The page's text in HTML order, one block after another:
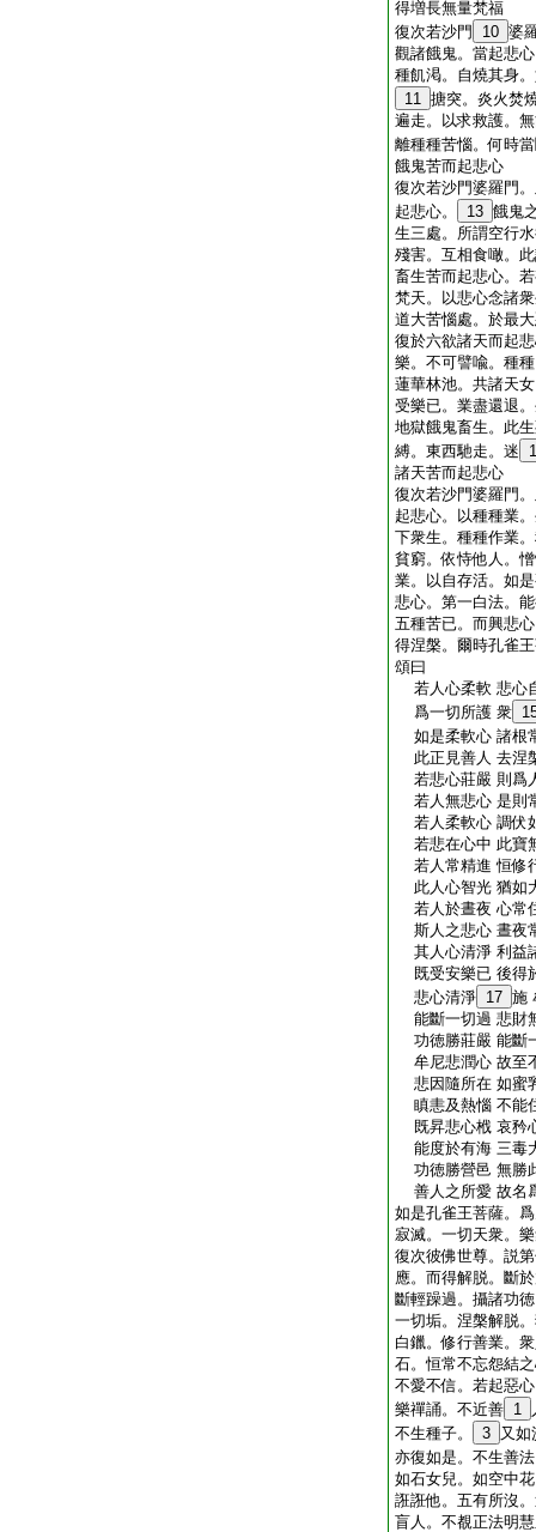
得増長無量梵福
復次若沙門
10 婆
觀諸餓鬼。當起悲
種飢渇。自燒其身
11 搪突。炎火焚
遍走。以求救護。
離種種苦惱。何時
餓鬼苦而起悲心
復次若沙門婆羅門
起悲心。
13 餓鬼
生三處。所謂空行
殘害。互相食噉。
畜生苦而起悲心。
梵天。以悲心念諸
道大苦惱處。於最
復於六欲諸天而起
樂。不可譬喩。種
蓮華林池。共諸天
受樂已。業盡還退
地獄餓鬼畜生。此
縛。東西馳走。迷
諸天苦而起悲心
復次若沙門婆羅門
起悲心。以種種業
下衆生。種種作業
貧窮。依恃他人。
業。以自存活。如
悲心。第一白法。
五種苦已。而興悲
得涅槃。爾時孔雀
頌曰
若人心柔軟 悲心
爲一切所護 衆
如是柔軟心 諸根
此正見善人 去涅
若悲心莊嚴 則爲
若人無悲心 是則
若人柔軟心 調伏
若悲在心中 此寶
若人常精進 恒修
此人心智光 猶如
若人於晝夜 心常
斯人之悲心 晝夜
其人心清淨 利益
既受安樂已 後得
悲心清淨 17 施
能斷一切過 悲財
功徳勝莊嚴 能斷
牟尼悲潤心 故至
悲因隨所在 如蜜
瞋恚及熱惱 不能
既昇悲心栰 哀矜
能度於有海 三毒
功徳勝營邑 無勝
善人之所愛 故名
如是孔雀王菩薩。
寂滅。一切天衆。
復次彼佛世尊。説
應。而得解脱。斷
斷輕躁過。攝諸功
一切垢。涅槃解脱
白鑞。修行善業。
石。恒常不忘怨結
不愛不信。若起惡
樂禪誦。不近善 1
不生種子。
3 又如
亦復如是。不生善
如石女兒。如空中
誑誑他。五有所沒
盲人。不覩正法明